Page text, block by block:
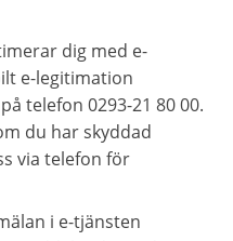
dig med e-
e-legitimation
telefon 0293-21 80 00.
du har skyddad
via telefon för
i e-tjänsten